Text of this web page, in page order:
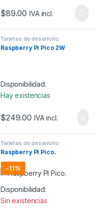
$89.00 IVA incl.
Tarjetas de desarrollo
Raspberry Pi Pico 2W
Disponibilidad:
Hay existencias
$249.00 IVA incl.
Tarjetas de desarrollo
Raspberry PI Pico.
-11%
Disponibilidad:
Sin existencias